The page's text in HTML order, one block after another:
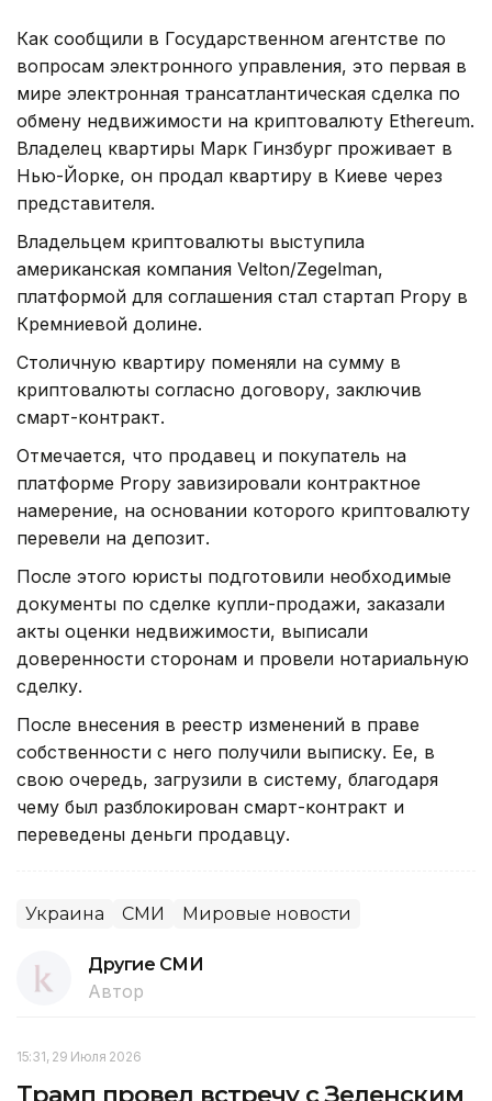
Как сообщили в Государственном агентстве по
вопросам электронного управления, это первая в
мире электронная трансатлантическая сделка по
обмену недвижимости на криптовалюту Etherеum.
Владелец квартиры Марк Гинзбург проживает в
Нью-Йорке, он продал квартиру в Киеве через
представителя.
Владельцем криптовалюты выступила
американская компания Velton/Zegelman,
платформой для соглашения стал стартап Propy в
Кремниевой долине.
Столичную квартиру поменяли на сумму в
криптовалюты согласно договору, заключив
смарт-контракт.
Отмечается, что продавец и покупатель на
платформе Propy завизировали контрактное
намерение, на основании которого криптовалюту
перевели на депозит.
После этого юристы подготовили необходимые
документы по сделке купли-продажи, заказали
акты оценки недвижимости, выписали
доверенности сторонам и провели нотариальную
сделку.
После внесения в реестр изменений в праве
собственности с него получили выписку. Ее, в
свою очередь, загрузили в систему, благодаря
чему был разблокирован смарт-контракт и
переведены деньги продавцу.
Украина СМИ Мировые новости
Другие СМИ
Автор
15:31, 29 Июля 2026
Трамп провел встречу с Зеленским